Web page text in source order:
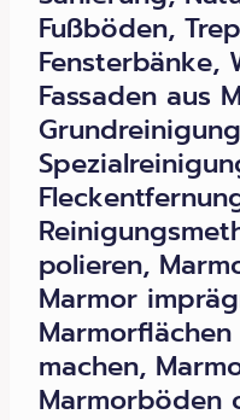
Fußböden,
Fensterbänke,
Fassaden aus
polieren,
Marmor
machen,
Marmorböden